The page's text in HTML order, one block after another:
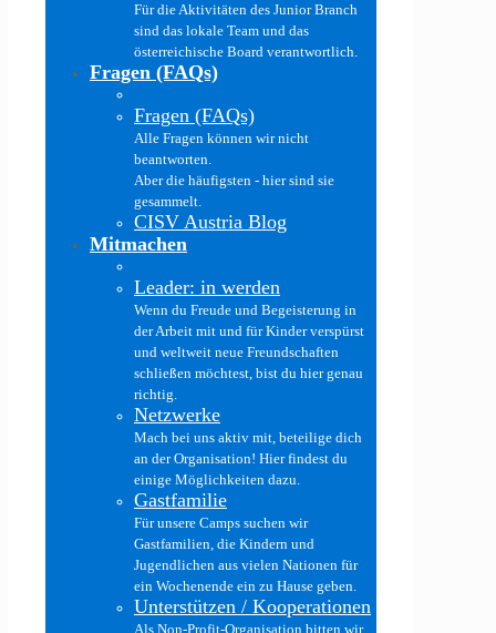
Für die Aktivitäten des Junior Branch
sind das lokale Team und das
österreichische Board verantwortlich.
Fragen (FAQs)
Fragen (FAQs)
Alle Fragen können wir nicht
beantworten.
Aber die häufigsten - hier sind sie
gesammelt.
CISV Austria Blog
Mitmachen
Leader: in werden
Wenn du Freude und Begeisterung in
der Arbeit mit und für Kinder verspürst
und weltweit neue Freundschaften
schließen möchtest, bist du hier genau
richtig.
Netzwerke
Mach bei uns aktiv mit, beteilige dich
an der Organisation! Hier findest du
einige Möglichkeiten dazu.
Gastfamilie
Für unsere Camps suchen wir
Gastfamilien, die Kindern und
Jugendlichen aus vielen Nationen für
ein Wochenende ein zu Hause geben.
Unterstützen / Kooperationen
Als Non-Profit-Organisation bitten wir